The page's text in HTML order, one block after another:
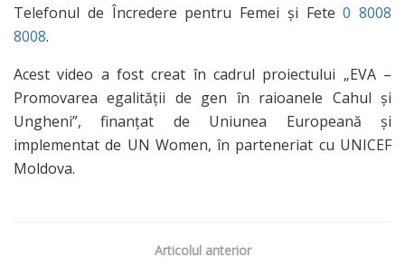
Telefonul de Încredere pentru Femei și Fete0 8008
8008.
Acest video a fost creat în cadrul proiectului „EVA –
Promovarea egalității de gen în raioanele Cahul și
Ungheni”, finanțat de Uniunea Europeană și
implementat de UN Women, în parteneriat cu UNICEF
Moldova.
Articolul anterior